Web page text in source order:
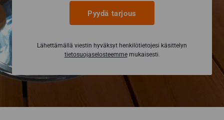
Pyydä tarjous
Lähettämällä viestin hyväksyt henkilötietojesi käsittelyn
tietosuojaselosteemmemukaisesti.